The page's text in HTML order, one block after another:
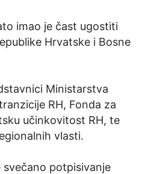
imao je čast ugostiti
Hrvatske i Bosne
Ministarstva
RH, Fonda za
učinkovitost RH, te
vlasti.
svečano potpisivanje